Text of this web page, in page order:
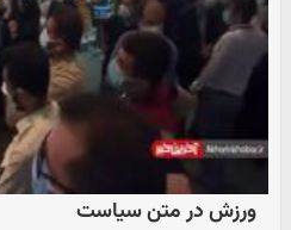
ورزش در متن سیاست